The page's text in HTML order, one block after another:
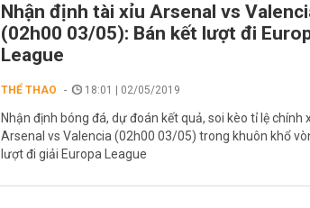
Nhận định tài xỉu Arsenal vs
(02h00 03/05): Bán kết lượt đi
League
THỂ THAO 18:01 | 02/05/2019
Nhận định bóng đá, dự đoán kết quả, soi kèo tỉ lệ chính
Arsenal vs Valencia (02h00 03/05) trong khuôn khổ
lượt đi giải Europa League